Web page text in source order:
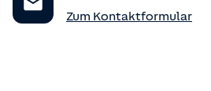
Zum Kontaktformular